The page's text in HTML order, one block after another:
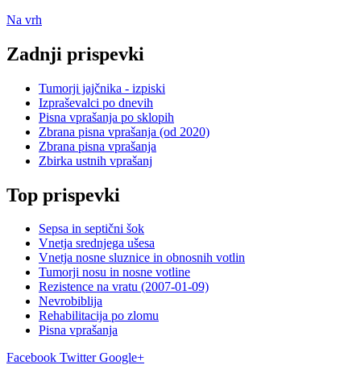
Na vrh
Zadnji prispevki
Tumorji jajčnika - izpiski
Izpraševalci po dnevih
Pisna vprašanja po sklopih
Zbrana pisna vprašanja (od 2020)
Zbrana pisna vprašanja
Zbirka ustnih vprašanj
Top prispevki
Sepsa in septični šok
Vnetja srednjega ušesa
Vnetja nosne sluznice in obnosnih votlin
Tumorji nosu in nosne votline
Rezistence na vratu (2007-01-09)
Nevrobiblija
Rehabilitacija po zlomu
Pisna vprašanja
Facebook Twitter Google+